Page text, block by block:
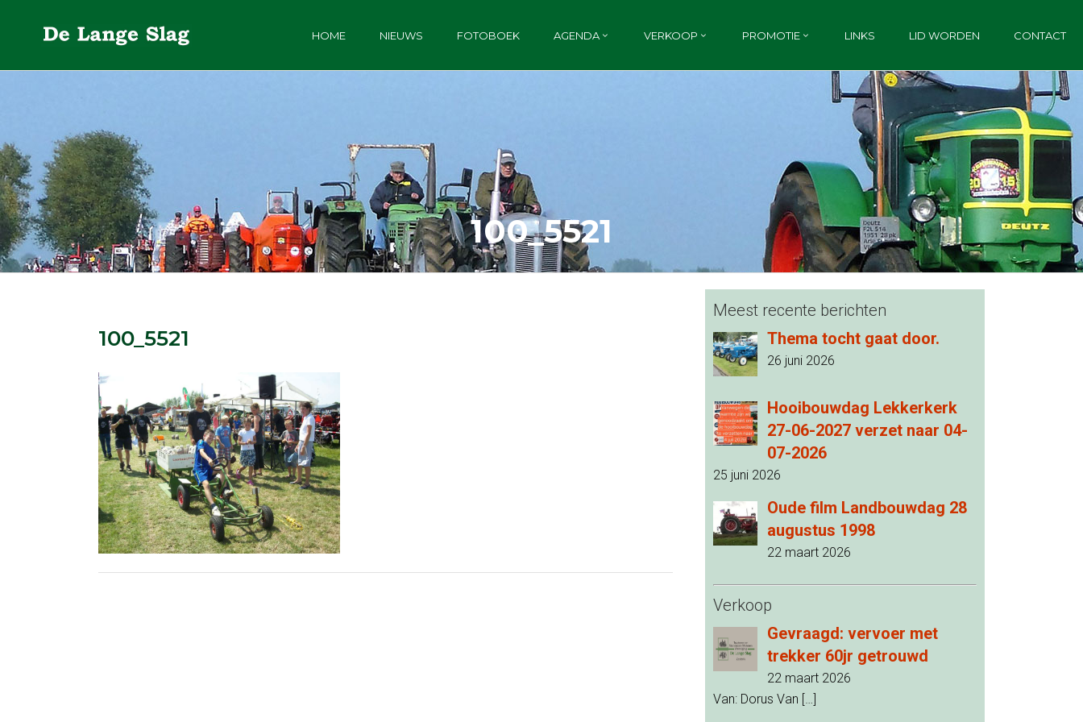
HOME NIEUWS FOTOBOEK AGENDA VERKOOP PROMOTIE LINKS LID WORDEN CONTACT
100_5521
100_5521
Meest recente berichten
Thema tocht gaat door.
26 juni 2026
Hooibouwdag Lekkerkerk
27-06-2027 verzet naar 04-
07-2026
25 juni 2026
Oude film Landbouwdag 28
augustus 1998
22 maart 2026
Verkoop
Gevraagd: vervoer met
trekker 60jr getrouwd
22 maart 2026
Van: Dorus Van […]